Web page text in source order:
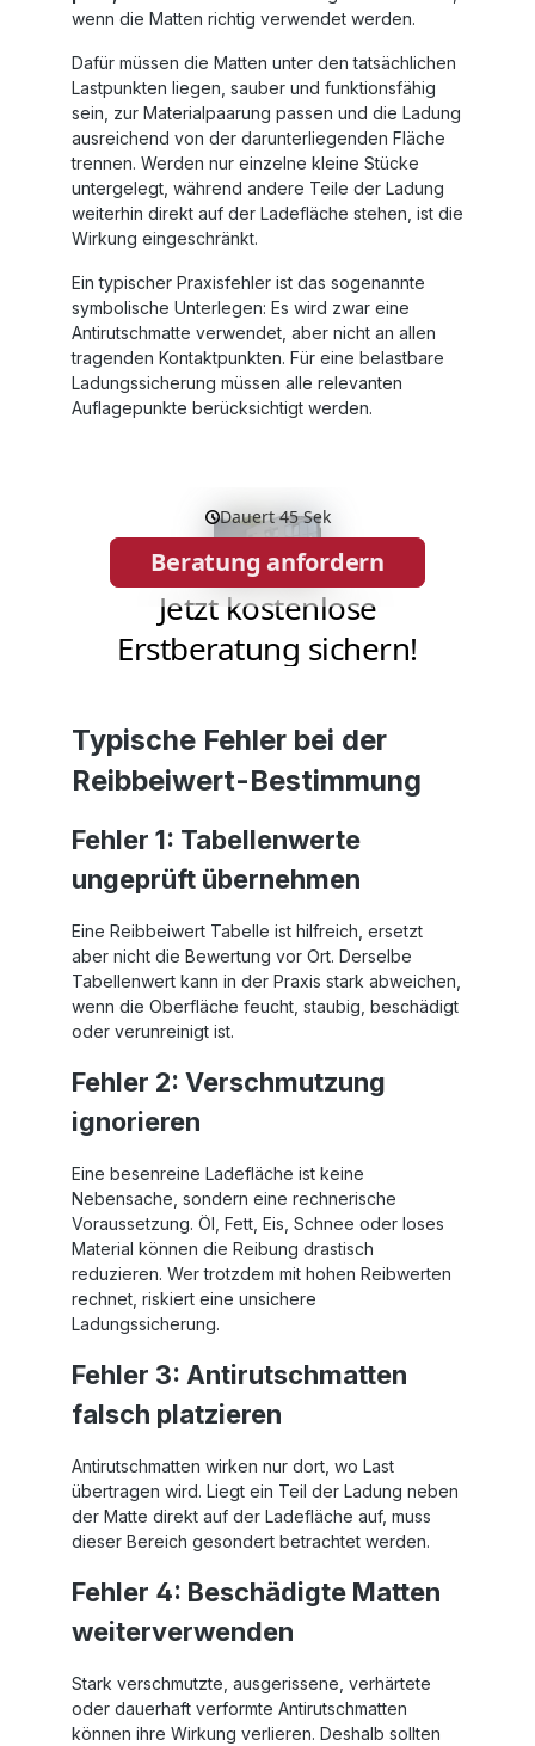
wenn die Matten richtig verwendet werden.
Dafür müssen die Matten unter den tatsächlichen
Lastpunkten liegen, sauber und funktionsfähig
sein, zur Materialpaarung passen und die Ladung
ausreichend von der darunterliegenden Fläche
trennen. Werden nur einzelne kleine Stücke
untergelegt, während andere Teile der Ladung
weiterhin direkt auf der Ladefläche stehen, ist die
Wirkung eingeschränkt.
Ein typischer Praxisfehler ist das sogenannte
symbolische Unterlegen: Es wird zwar eine
Antirutschmatte verwendet, aber nicht an allen
tragenden Kontaktpunkten. Für eine belastbare
Ladungssicherung müssen alle relevanten
Auflagepunkte berücksichtigt werden.
Typische Fehler bei der
Reibbeiwert-Bestimmung
Fehler 1: Tabellenwerte
ungeprüft übernehmen
Eine Reibbeiwert Tabelle ist hilfreich, ersetzt
aber nicht die Bewertung vor Ort. Derselbe
Tabellenwert kann in der Praxis stark abweichen,
wenn die Oberfläche feucht, staubig, beschädigt
oder verunreinigt ist.
Fehler 2: Verschmutzung
ignorieren
Eine besenreine Ladefläche ist keine
Nebensache, sondern eine rechnerische
Voraussetzung. Öl, Fett, Eis, Schnee oder loses
Material können die Reibung drastisch
reduzieren. Wer trotzdem mit hohen Reibwerten
rechnet, riskiert eine unsichere
Ladungssicherung.
Fehler 3: Antirutschmatten
falsch platzieren
Antirutschmatten wirken nur dort, wo Last
übertragen wird. Liegt ein Teil der Ladung neben
der Matte direkt auf der Ladefläche auf, muss
dieser Bereich gesondert betrachtet werden.
Fehler 4: Beschädigte Matten
weiterverwenden
Stark verschmutzte, ausgerissene, verhärtete
oder dauerhaft verformte Antirutschmatten
können ihre Wirkung verlieren. Deshalb sollten